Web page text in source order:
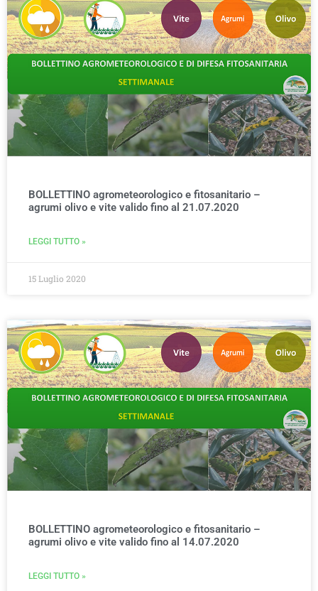
BOLLETTINO agrometeorologico e fitosanitario –
agrumi olivo e vite valido fino al 21.07.2020
LEGGI TUTTO »
15 Luglio 2020
BOLLETTINO agrometeorologico e fitosanitario –
agrumi olivo e vite valido fino al 14.07.2020
LEGGI TUTTO »